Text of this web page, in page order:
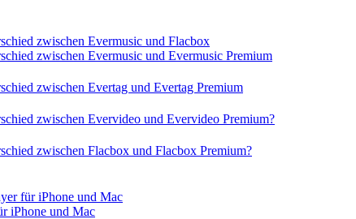
zwischen Evermusic und Flacbox
zwischen Evermusic und Evermusic Premium
zwischen Evertag und Evertag Premium
zwischen Evervideo und Evervideo Premium?
zwischen Flacbox und Flacbox Premium?
für iPhone und Mac
iPhone und Mac